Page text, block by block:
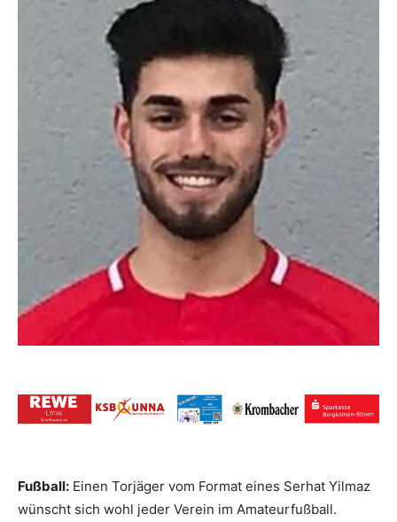
Fußball: Einen Torjäger vom Format eines Serhat Yilmaz
wünscht sich wohl jeder Verein im Amateurfußball.